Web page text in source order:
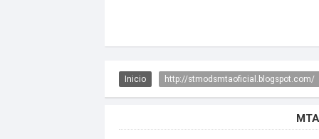
Inicio http://stmodsmtaoficial.blogspot.com/